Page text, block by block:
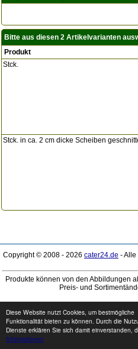
Diese Website nutzt Cookies, um bestmögliche
Funktionalität bieten zu können. Durch die
Dienste erklären Sie sich damit einverstanden,
Informationen
Bitte aus diesen 2 Artikelvarianten
Produkt
Stck.
Stck. in ca. 2 cm dicke Scheiben
Copyright © 2008 - 2026 cater24.de - Alle
Produkte können von den Abbildungen
Preis- und